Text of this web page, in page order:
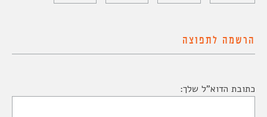
הרשמה לתפוצה
כתובת הדוא"ל שלך: